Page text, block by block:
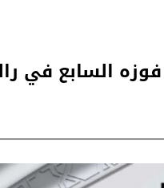
السابع في رالي